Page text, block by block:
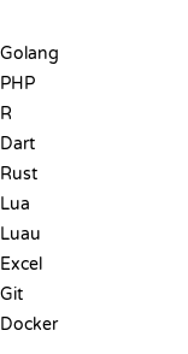
Golang
PHP
R
Dart
Rust
Lua
Luau
Excel
Git
Docker